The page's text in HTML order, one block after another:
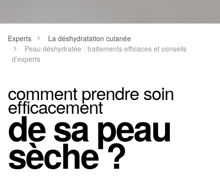
Experts
La déshydratation cutanée
Peau déshydratée : traitements efficaces et conseils
d’experts
comment prendre soin
efficacement
de sa peau
sèche ?